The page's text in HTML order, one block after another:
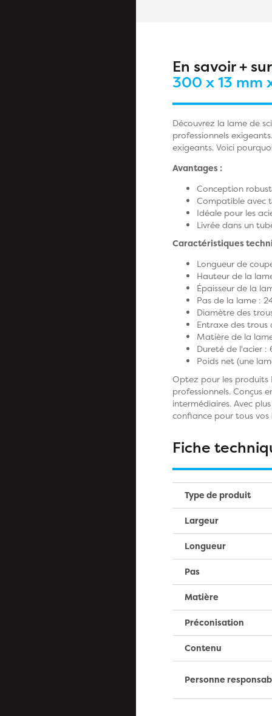
En savoir + sur
300 x 13 mm
Découvrez la lame de
professionnels
exigeants. Voici
Avantages :
Conception
Compatible avec
Idéale pour les
Livrée dans un
Caractéristiques
Longueur de
Hauteur de la
Épaisseur de la
Pas de la lame :
Diamètre des
Entraxe des
Matière de la
Dureté de l'acier :
Poids net (une
Optez pour les
professionnels. Conçus
intermédiaires. Avec
confiance pour tous vos
Fiche
Type de produit
Largeur
Longueur
Pas
Matière
Préconisation
Contenu
Personne